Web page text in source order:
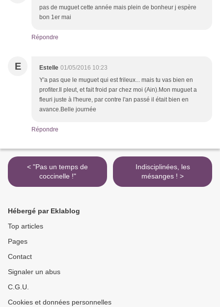
pas de muguet cette année mais plein de bonheur j espère
bon 1er mai
Répondre
E Estelle 01/05/2016 10:23
Y'a pas que le muguet qui est frileux... mais tu vas bien en
profiter.Il pleut, et fait froid par chez moi (Ain).Mon muguet a
fleuri juste à l'heure, par contre l'an passé il était bien en
avance.Belle journée
Répondre
< "Pas un temps de
coccinelle !"
Indisciplinées, les
mésanges ! >
Hébergé par Eklablog
Top articles
Pages
Contact
Signaler un abus
C.G.U.
Cookies et données personnelles